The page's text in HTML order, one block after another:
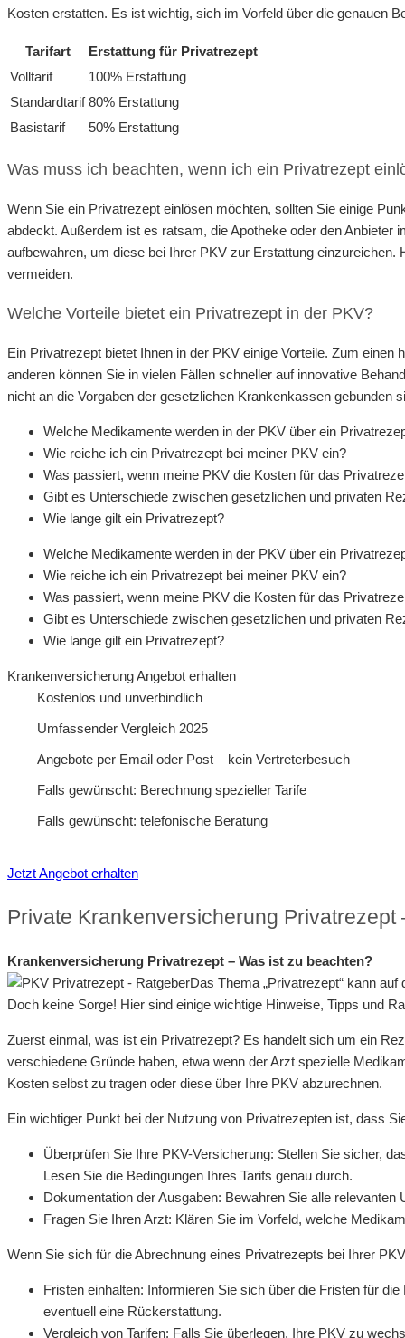
Kosten erstatten. Es ist wichtig, sich im Vorfeld über die genauen
Tarifart
Erstattung für Privatrezept
Volltarif
100% Erstattung
Standardtarif 80% Erstattung
Basistarif
50% Erstattung
Was muss ich beachten, wenn ich ein Privatrezept
Wenn Sie ein Privatrezept einlösen möchten, sollten Sie einige
abdeckt. Außerdem ist es ratsam, die Apotheke oder den
aufbewahren, um diese bei Ihrer PKV zur Erstattung
vermeiden.
Welche Vorteile bietet ein Privatrezept in der PKV?
Ein Privatrezept bietet Ihnen in der PKV einige Vorteile. Zum
anderen können Sie in vielen Fällen schneller auf innovative
nicht an die Vorgaben der gesetzlichen Krankenkassen gebunden
Welche Medikamente werden in der PKV über ein
Wie reiche ich ein Privatrezept bei meiner PKV ein?
Was passiert, wenn meine PKV die Kosten für das
Gibt es Unterschiede zwischen gesetzlichen und privaten
Wie lange gilt ein Privatrezept?
Welche Medikamente werden in der PKV über ein
Wie reiche ich ein Privatrezept bei meiner PKV ein?
Was passiert, wenn meine PKV die Kosten für das
Gibt es Unterschiede zwischen gesetzlichen und privaten
Wie lange gilt ein Privatrezept?
Krankenversicherung Angebot erhalten
Kostenlos und unverbindlich
Umfassender Vergleich 2025
Angebote per Email oder Post – kein Vertreterbesuch
Falls gewünscht: Berechnung spezieller Tarife
Falls gewünscht: telefonische Beratung
Jetzt Angebot erhalten
Private Krankenversicherung Privatrezept
Krankenversicherung Privatrezept – Was ist zu beachten?
Das Thema „Privatrezept“ kann
Doch keine Sorge! Hier sind einige wichtige Hinweise, Tipps und
Zuerst einmal, was ist ein Privatrezept? Es handelt sich um ein
verschiedene Gründe haben, etwa wenn der Arzt spezielle
Kosten selbst zu tragen oder diese über Ihre PKV abzurechnen.
Ein wichtiger Punkt bei der Nutzung von Privatrezepten ist, dass
Überprüfen Sie Ihre PKV-Versicherung: Stellen Sie sicher,
Lesen Sie die Bedingungen Ihres Tarifs genau durch.
Dokumentation der Ausgaben: Bewahren Sie alle
Fragen Sie Ihren Arzt: Klären Sie im Vorfeld, welche
Wenn Sie sich für die Abrechnung eines Privatrezepts bei Ihrer
Fristen einhalten: Informieren Sie sich über die Fristen für
eventuell eine Rückerstattung.
Vergleich von Tarifen: Falls Sie überlegen, Ihre PKV zu